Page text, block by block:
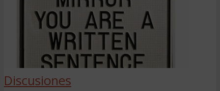
Discusiones